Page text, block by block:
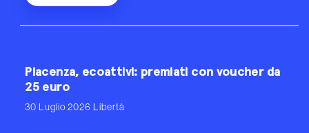
Piacenza, ecoattivi: premiati con voucher da
25 euro
30 Luglio 2026 Libertà